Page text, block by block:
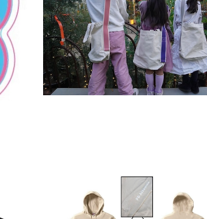
）
「夜に光る」オーロラトートバッグ
¥5,390